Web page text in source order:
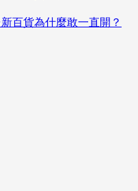
百貨為什麼敢一直開？